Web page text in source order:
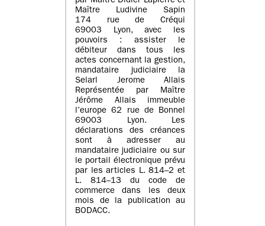
Maître Ludivine Sapin
174 rue de Créqui
69003 Lyon, avec les
pouvoirs : assister le
débiteur dans tous les
actes concernant la gestion,
mandataire judiciaire la
Selarl Jerome Allais
Représentée par Maître
Jérôme Allais immeuble
l’europe 62 rue de Bonnel
69003 Lyon. Les
déclarations des créances
sont à adresser au
mandataire judiciaire ou sur
le portail électronique prévu
par les articles L. 814–2 et
L. 814–13 du code de
commerce dans les deux
mois de la publication au
BODACC.